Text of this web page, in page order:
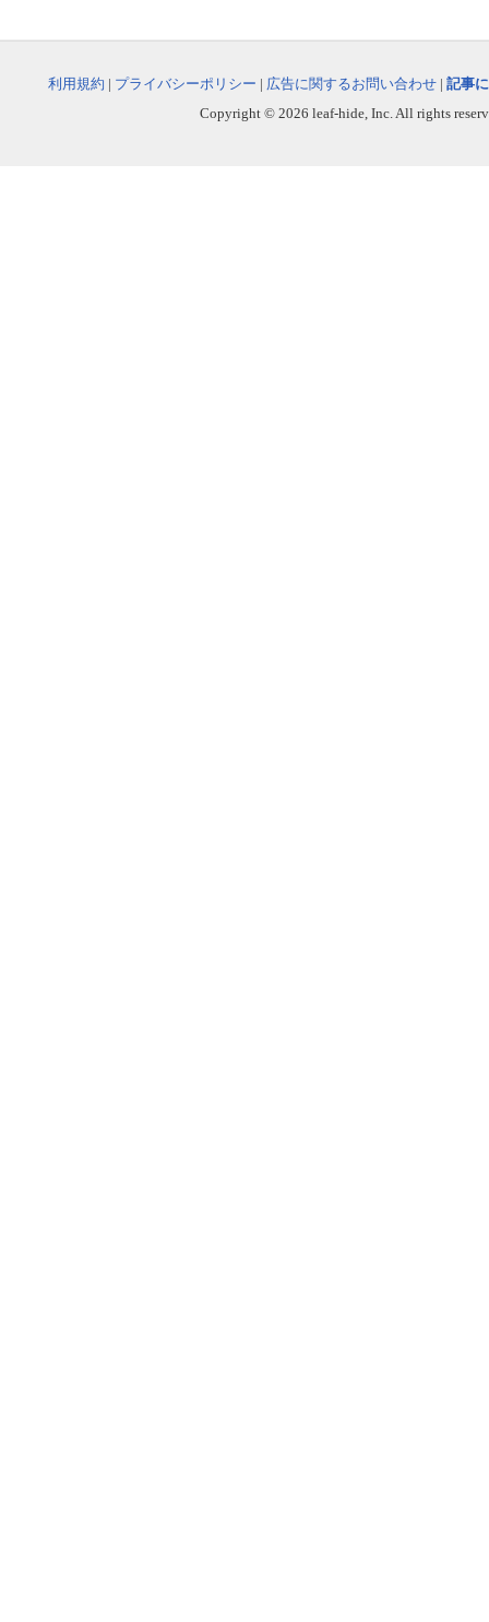
利用規約 | プライバシーポリシー | 広告に関するお問い合わせ | 記事
Copyright © 2026 leaf-hide, Inc. All rights